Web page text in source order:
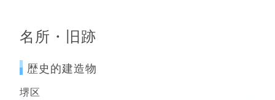
名所・旧跡
歴史的建造物
堺区